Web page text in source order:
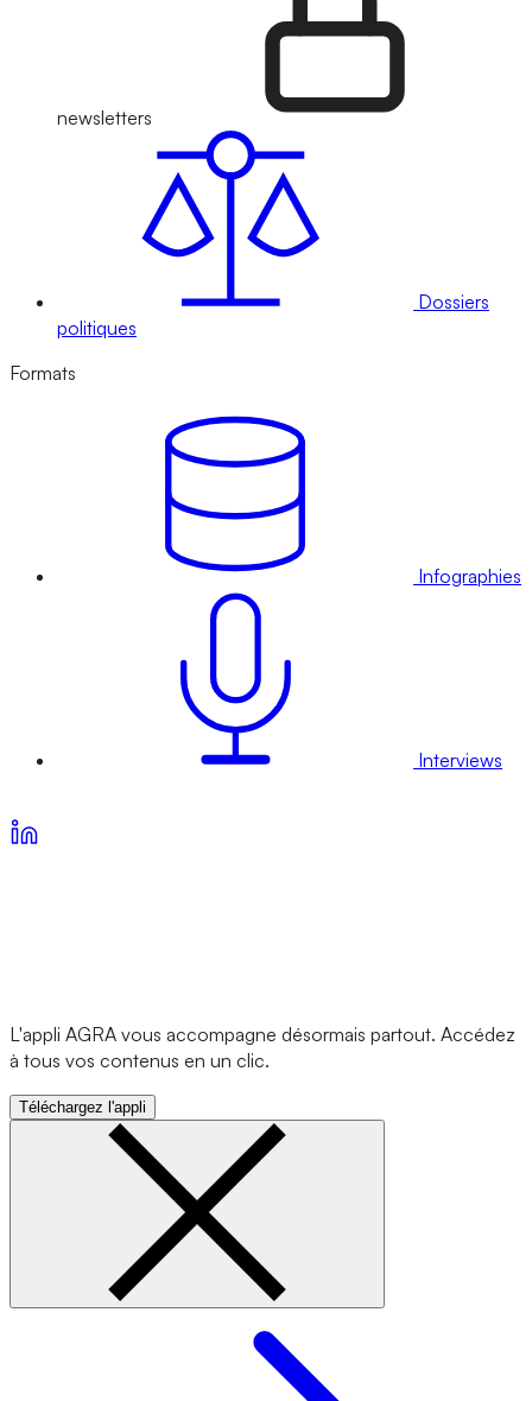
newsletters
Dossiers
politiques
Formats
Infographies
Interviews
L'appli AGRA vous accompagne désormais partout. Accédez
à tous vos contenus en un clic.
Téléchargez l'appli